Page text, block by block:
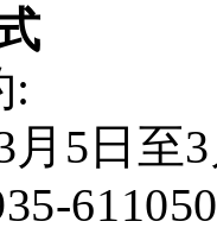
:
月5日至